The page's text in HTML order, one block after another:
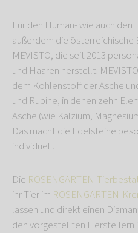
Für den Human- wie auch
außerdem die
MEVISTO, die seit 2013
und Haaren herstellt.
dem Kohlenstoff der Asche
und Rubine, in denen zehn
Asche (wie Kalzium,
Das macht die Edelsteine
individuell.
Die ROSENGARTEN-
ihr Tier im ROSENGARTEN-
lassen und direkt einen
den vorgestellten Herstellern